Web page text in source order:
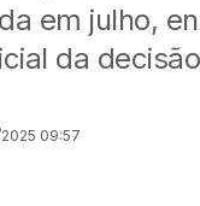
em julho,
da
09:57